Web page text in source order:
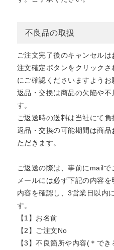
不良品の取扱
ご注文完了後のキャンセルは
注文確定ボタンをクリック
にご確認くださいますようお
返品・交換は商品の欠陥や
す。
ご返送時の送料は当社にて負
返品・交換の可能期間は商
ただきます。
ご返送の際は、事前にmailで
メールには必ず下記の内容を
内容を確認し、3営業日以内
す。
【1】お名前
【2】ご注文No
【3】不良箇所や内容(＊で